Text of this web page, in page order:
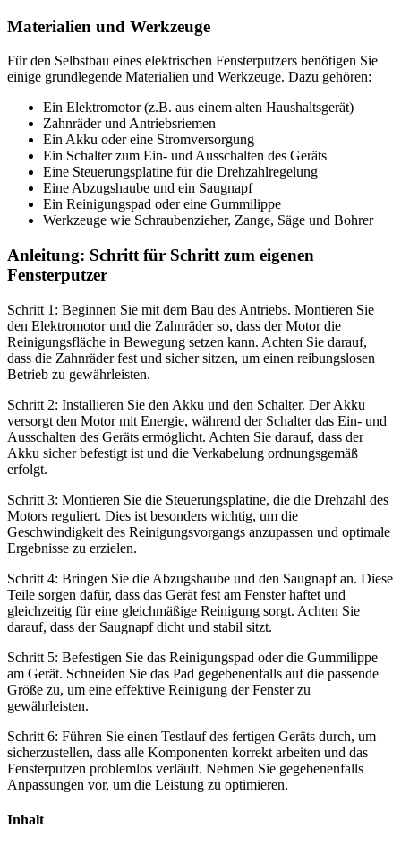
Materialien und Werkzeuge
Für den Selbstbau eines elektrischen Fensterputzers benötigen Sie
einige grundlegende Materialien und Werkzeuge. Dazu gehören:
Ein Elektromotor (z.B. aus einem alten Haushaltsgerät)
Zahnräder und Antriebsriemen
Ein Akku oder eine Stromversorgung
Ein Schalter zum Ein- und Ausschalten des Geräts
Eine Steuerungsplatine für die Drehzahlregelung
Eine Abzugshaube und ein Saugnapf
Ein Reinigungspad oder eine Gummilippe
Werkzeuge wie Schraubenzieher, Zange, Säge und Bohrer
Anleitung: Schritt für Schritt zum eigenen
Fensterputzer
Schritt 1: Beginnen Sie mit dem Bau des Antriebs. Montieren Sie
den Elektromotor und die Zahnräder so, dass der Motor die
Reinigungsfläche in Bewegung setzen kann. Achten Sie darauf,
dass die Zahnräder fest und sicher sitzen, um einen reibungslosen
Betrieb zu gewährleisten.
Schritt 2: Installieren Sie den Akku und den Schalter. Der Akku
versorgt den Motor mit Energie, während der Schalter das Ein- und
Ausschalten des Geräts ermöglicht. Achten Sie darauf, dass der
Akku sicher befestigt ist und die Verkabelung ordnungsgemäß
erfolgt.
Schritt 3: Montieren Sie die Steuerungsplatine, die die Drehzahl des
Motors reguliert. Dies ist besonders wichtig, um die
Geschwindigkeit des Reinigungsvorgangs anzupassen und optimale
Ergebnisse zu erzielen.
Schritt 4: Bringen Sie die Abzugshaube und den Saugnapf an. Diese
Teile sorgen dafür, dass das Gerät fest am Fenster haftet und
gleichzeitig für eine gleichmäßige Reinigung sorgt. Achten Sie
darauf, dass der Saugnapf dicht und stabil sitzt.
Schritt 5: Befestigen Sie das Reinigungspad oder die Gummilippe
am Gerät. Schneiden Sie das Pad gegebenenfalls auf die passende
Größe zu, um eine effektive Reinigung der Fenster zu
gewährleisten.
Schritt 6: Führen Sie einen Testlauf des fertigen Geräts durch, um
sicherzustellen, dass alle Komponenten korrekt arbeiten und das
Fensterputzen problemlos verläuft. Nehmen Sie gegebenenfalls
Anpassungen vor, um die Leistung zu optimieren.
Inhalt